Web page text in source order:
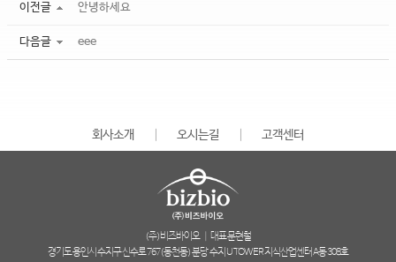
이전글 안녕하세요
다음글 eee
회사소개 오시는길 고객센터
(주)비즈바이오
대표 문현철
경기도 용인시 수지구 신수로 767(동천동) 분당 수지 U TOWER 지식산업센터 A동 308호